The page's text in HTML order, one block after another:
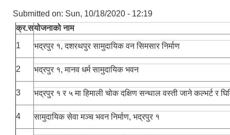
Submitted on: Sun, 10/18/2020 - 12:19
क्र.सयोजनाको नाम
1
भद्रपुर १, दशरथपुर सामुदायिक वन सिमसार निर्माण
2 भद्रपुर १, मानव धर्म सामुदायिक भवन
3 भद्रपुर १ र ५ मा हिमाली चोक दक्षिण सन्थाल वस्ती जाने कल्भर्ट र
4 सामुदायिक सेवा मञ्च भवन निर्माण, भद्रपुर १